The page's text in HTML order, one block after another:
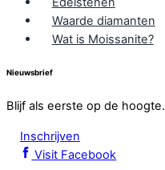
Waarde diamanten
Wat is Moissanite?
Nieuwsbrief
Blijf als eerste op de hoogte.
Inschrijven
Visit Facebook